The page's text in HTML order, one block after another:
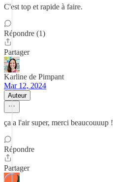
C'est top et rapide à faire.
Répondre (1)
Partager
Karline de Pimpant
Mar 12, 2024
Auteur
ça a l'air super, merci beaucouuup !
Répondre
Partager